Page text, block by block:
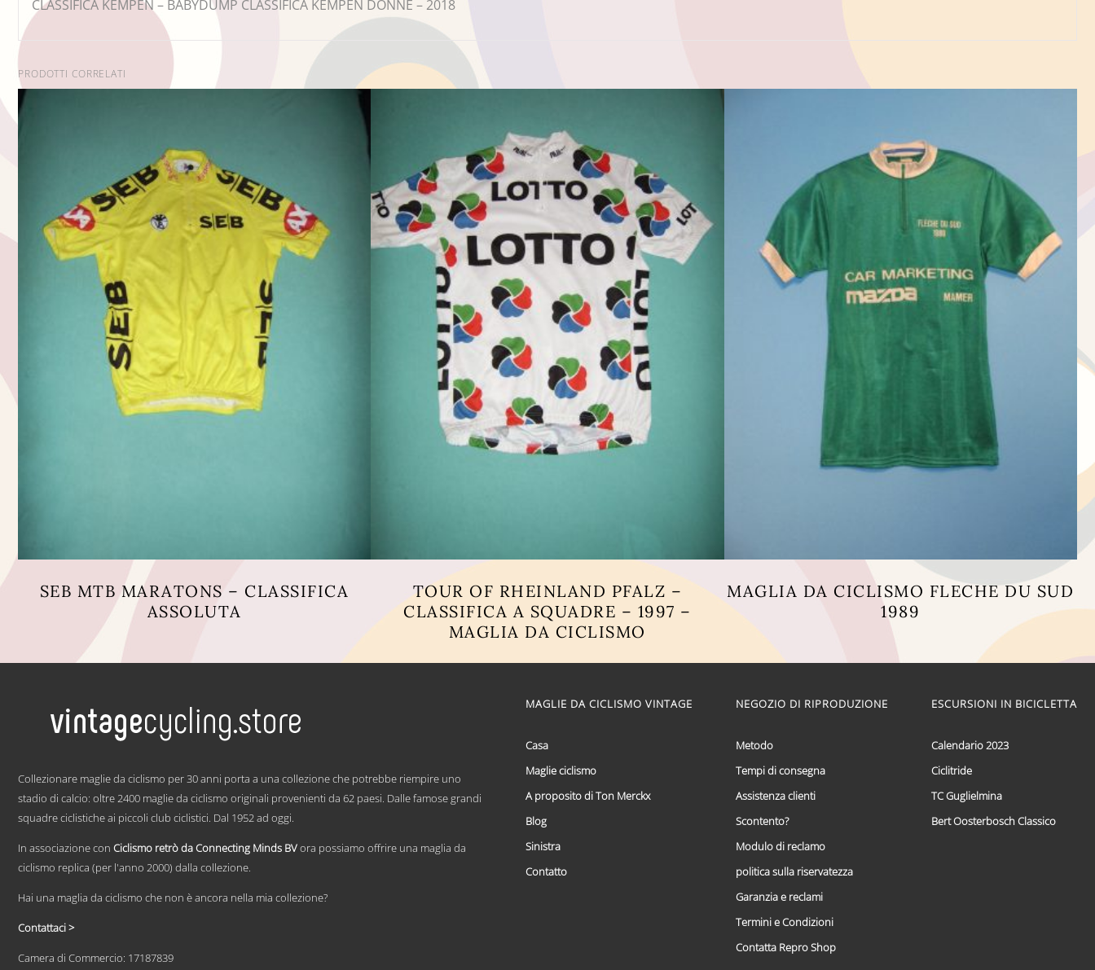
CLASSIFICA KEMPEN – BABYDUMP CLASSIFICA KEMPEN DONNE – 2018
PRODOTTI CORRELATI
SEB MTB MARATONS – CLASSIFICA
ASSOLUTA
ha
Le
opzioni
possono
nella
pagina
del
prodotto
TOUR OF RHEINLAND PFALZ –
CLASSIFICA A SQUADRE – 1997 –
MAGLIA DA CICLISMO
più
opzioni
essere
scelte
nella
pagina
prodotto
MAGLIA DA CICLISMO FLECHE DU SUD
1989
ha
possono
pagina
prodotto
Collezionare maglie da ciclismo per 30 anni porta a una collezione che potrebbe riempire uno
stadio di calcio: oltre 2400 maglie da ciclismo originali provenienti da 62 paesi. Dalle famose grandi
squadre ciclistiche ai piccoli club ciclistici. Dal 1952 ad oggi.
In associazione con Ciclismo retrò da Connecting Minds BVora possiamo offrire una maglia da
ciclismo replica (per l'anno 2000) dalla collezione.
Hai una maglia da ciclismo che non è ancora nella mia collezione?
Contattaci >
Camera di Commercio: 17187839
MAGLIE DA CICLISMO VINTAGE
Casa
Maglie ciclismo
A proposito di Ton Merckx
Blog
Sinistra
Contatto
NEGOZIO DI RIPRODUZIONE
Metodo
Tempi di consegna
Assistenza clienti
Scontento?
Modulo di reclamo
politica sulla riservatezza
Garanzia e reclami
Termini e Condizioni
Contatta Repro Shop
ESCURSIONI IN BICICLETTA
Calendario 2023
Ciclitride
TC Guglielmina
Bert Oosterbosch Classico